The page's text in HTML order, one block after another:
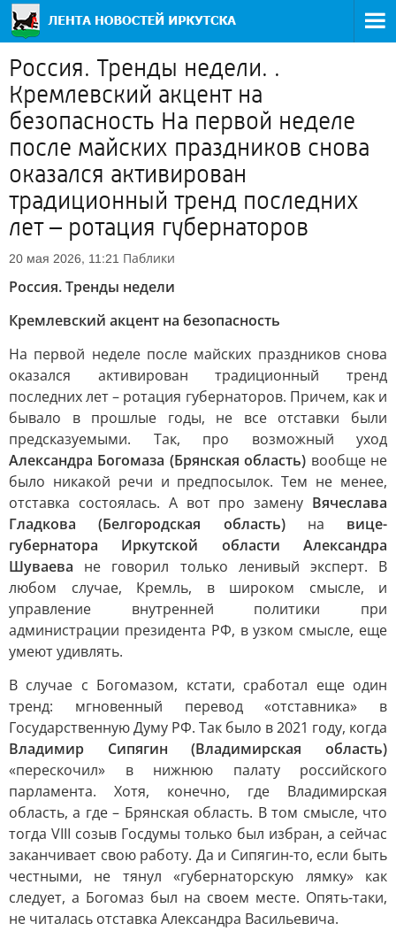
Россия. Тренды недели. .
Кремлевский акцент на
безопасность На первой неделе
после майских праздников снова
оказался активирован
традиционный тренд последних
лет – ротация губернаторов
20 мая 2026, 11:21 Паблики
Россия. Тренды недели
Кремлевский акцент на безопасность
На первой неделе после майских праздников снова
оказался активирован традиционный тренд
последних лет – ротация губернаторов. Причем, как и
бывало в прошлые годы, не все отставки были
предсказуемыми. Так, про возможный уход
Александра Богомаза (Брянская область) вообще не
было никакой речи и предпосылок. Тем не менее,
отставка состоялась. А вот про замену Вячеслава
Гладкова (Белгородская область)на вице-
губернатора Иркутской области Александра
Шуваева не говорил только ленивый эксперт. В
любом случае, Кремль, в широком смысле, и
управление внутренней политики при
администрации президента РФ, в узком смысле, еще
умеют удивлять.
В случае с Богомазом, кстати, сработал еще один
тренд: мгновенный перевод «отставника» в
Государственную Думу РФ. Так было в 2021 году, когда
Владимир Сипягин (Владимирская область)
«перескочил» в нижнюю палату российского
парламента. Хотя, конечно, где Владимирская
область, а где – Брянская область. В том смысле, что
тогда VIII созыв Госдумы только был избран, а сейчас
заканчивает свою работу. Да и Сипягин-то, если быть
честными, не тянул «губернаторскую лямку» как
следует, а Богомаз был на своем месте. Опять-таки,
не читалась отставка Александра Васильевича.